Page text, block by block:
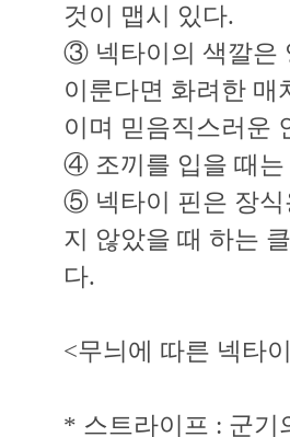
것이 맵시 있다.
③ 넥타이의 색깔은
이룬다면 화려한 매
이며 믿음직스러운
④ 조끼를 입을 때는
⑤ 넥타이 핀은 장식
지 않았을 때 하는
다.
<무늬에 따른 넥타
* 스트라이프 : 군기